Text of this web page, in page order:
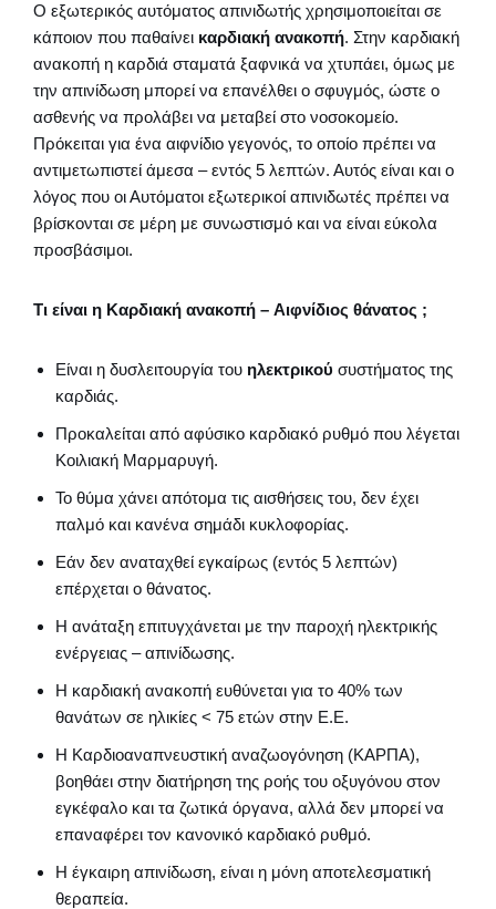
Ο εξωτερικός αυτόματος απινιδωτής χρησιμοποιείται σε
κάποιον που παθαίνει καρδιακή ανακοπή. Στην καρδιακή
ανακοπή η καρδιά σταματά ξαφνικά να χτυπάει, όμως με
την απινίδωση μπορεί να επανέλθει ο σφυγμός, ώστε ο
ασθενής να προλάβει να μεταβεί στο νοσοκομείο.
Πρόκειται για ένα αιφνίδιο γεγονός, το οποίο πρέπει να
αντιμετωπιστεί άμεσα – εντός 5 λεπτών. Αυτός είναι και ο
λόγος που οι Αυτόματοι εξωτερικοί απινιδωτές πρέπει να
βρίσκονται σε μέρη με συνωστισμό και να είναι εύκολα
προσβάσιμοι.
Τι είναι η Καρδιακή ανακοπή – Αιφνίδιος θάνατος ;
Είναι η δυσλειτουργία του ηλεκτρικού συστήματος της
καρδιάς.
Προκαλείται από αφύσικο καρδιακό ρυθμό που λέγεται
Κοιλιακή Μαρμαρυγή.
Το θύμα χάνει απότομα τις αισθήσεις του, δεν έχει
παλμό και κανένα σημάδι κυκλοφορίας.
Εάν δεν αναταχθεί εγκαίρως (εντός 5 λεπτών)
επέρχεται ο θάνατος.
Η ανάταξη επιτυγχάνεται με την παροχή ηλεκτρικής
ενέργειας – απινίδωσης.
Η καρδιακή ανακοπή ευθύνεται για το 40% των
θανάτων σε ηλικίες < 75 ετών στην Ε.Ε.
Η Καρδιοαναπνευστική αναζωογόνηση (ΚΑΡΠΑ),
βοηθάει στην διατήρηση της ροής του οξυγόνου στον
εγκέφαλο και τα ζωτικά όργανα, αλλά δεν μπορεί να
επαναφέρει τον κανονικό καρδιακό ρυθμό.
Η έγκαιρη απινίδωση, είναι η μόνη αποτελεσματική
θεραπεία.